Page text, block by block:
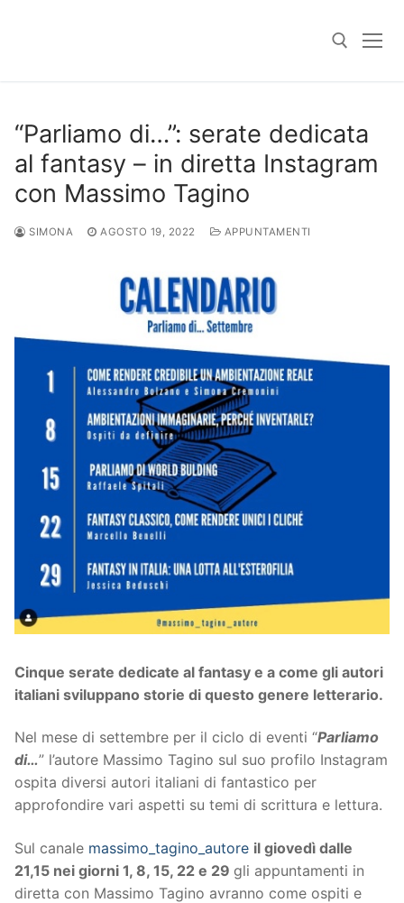
“Parliamo di…”: serate dedicata
al fantasy – in diretta Instagram
con Massimo Tagino
SIMONA AGOSTO 19, 2022 APPUNTAMENTI
Cinque serate dedicate al fantasy e a come gli autori
italiani sviluppano storie di questo genere letterario.
Nel mese di settembre per il ciclo di eventi “Parliamo
di…” l’autore Massimo Tagino sul suo profilo Instagram
ospita diversi autori italiani di fantastico per
approfondire vari aspetti su temi di scrittura e lettura.
Sul canale massimo_tagino_autore il giovedì dalle
21,15 nei giorni 1, 8, 15, 22 e 29 gli appuntamenti in
diretta con Massimo Tagino avranno come ospiti e